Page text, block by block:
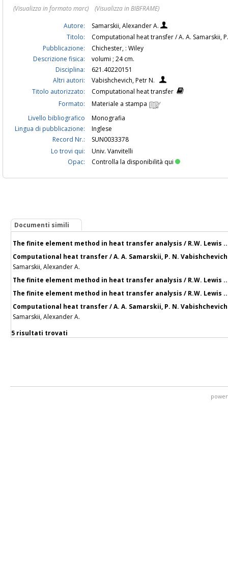
(Visualizza in formato marc)
(Visualizza in BIBFRAME)
Autore:
Samarskii, Alexander A.
Titolo:
Computational heat transfer / A. A. Samarskii,
Pubblicazione:
Chichester, : Wiley
Descrizione fisica:
volumi ; 24 cm.
Disciplina:
621.40220151
Altri autori:
Vabishchevich, Petr N.
Titolo autorizzato:
Computational heat transfer
Formato:
Materiale a stampa
Livello bibliografico
Monografia
Lingua di pubblicazione:
Inglese
Record Nr.:
SUN0033378
Lo trovi qui:
Univ. Vanvitelli
Opac:
Controlla la disponibilità qui
Documenti simili
The finite element method in heat transfer analysis / R.W. Lewis
Computational heat transfer / A. A. Samarskii, P. N. Vabishchevich
Samarskii, Alexander A.
The finite element method in heat transfer analysis / R.W. Lewis
The finite element method in heat transfer analysis / R.W. Lewis
Computational heat transfer / A. A. Samarskii, P. N. Vabishchevich
Samarskii, Alexander A.
5 risultati trovati